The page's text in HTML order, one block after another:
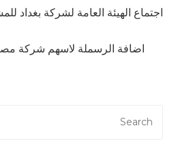
اجتماع الهيئة العامة لشركة بغداد
اضافة الرسملة لاسهم شركة